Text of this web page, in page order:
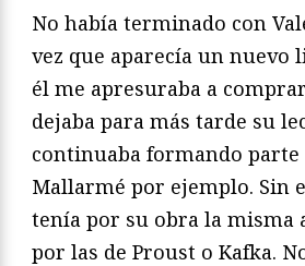
No había terminado con
vez que aparecía un nuevo
él me apresuraba a
dejaba para más tarde su
continuaba formando parte
Mallarmé por ejemplo. Sin
tenía por su obra la misma
por las de Proust o Kafka.